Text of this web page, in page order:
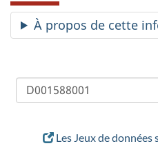
À propos de cette
Les Jeux de données